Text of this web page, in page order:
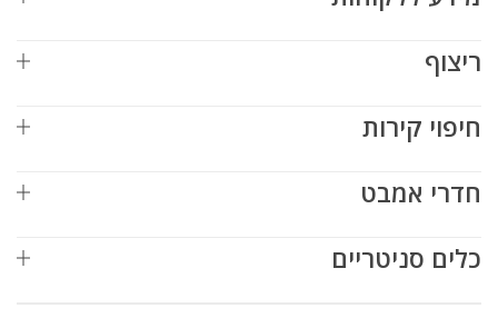
ריצוף
חיפוי קירות
חדרי אמבט
כלים סניטריים